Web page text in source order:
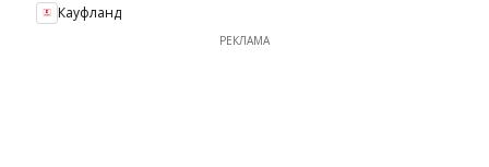
Кауфланд
РЕКЛАМА